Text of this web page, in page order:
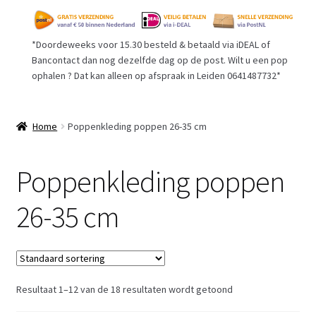
naar
navigatie
inhoud
Startpagina
Voorwaarden
Afrekenen
Retouren
*Doordeweeks voor 15.30 besteld & betaald via iDEAL of
Bancontact dan nog dezelfde dag op de post. Wilt u een pop
ophalen ? Dat kan alleen op afspraak in Leiden 0641487732*
Home Poppenkleding poppen 26-35 cm
Poppenkleding poppen
26-35 cm
Resultaat 1–12 van de 18 resultaten wordt getoond